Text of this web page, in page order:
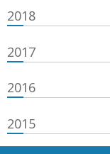
2018
2017
2016
2015